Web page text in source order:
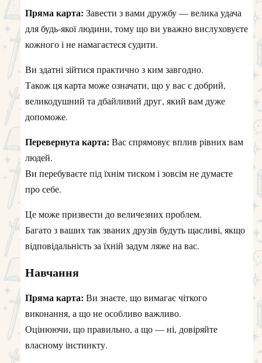
Пряма карта: Завести з вами дружбу — велика удача
для будь-якої людини, тому що ви уважно вислуховуєте
кожного і не намагаєтеся судити.
Ви здатні зійтися практично з ким завгодно.
Також ця карта може означати, що у вас є добрий,
великодушний та дбайливий друг, який вам дуже
допоможе.
Перевернута карта: Вас спрямовує вплив рівних вам
людей.
Ви перебуваєте під їхнім тиском і зовсім не думаєте
про себе.
Це може призвести до величезних проблем.
Багато з ваших так званих друзів будуть щасливі, якщо
відповідальність за їхній задум ляже на вас.
Навчання
Пряма карта: Ви знаєте, що вимагає чіткого
виконання, а що не особливо важливо.
Оцінюючи, що правильно, а що — ні, довіряйте
власному інстинкту.